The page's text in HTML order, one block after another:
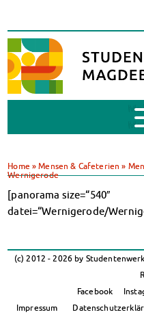
BAföG beantragen
BAföG-FAQs
Dokumente
BAföG-Sprechstunden
Mensen & Cafeterien
JoGo – Studibar +
Klimabewusst essen
Home »Mensen & Cafeterien »
Wernigerode
[panorama size=“540″
datei=“Wernigerode/
(c) 2012 - 2026 by
Facebook
Impressum